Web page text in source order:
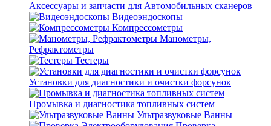
Аксессуары и запчасти для Автомобильных сканеров
Видеоэндоскопы
Компрессометры
Манометры,
Рефрактометры
Тестеры
Установки для диагностики и очистки форсунок
Промывка и диагностика топливных систем
Ультразвуковые Ванны